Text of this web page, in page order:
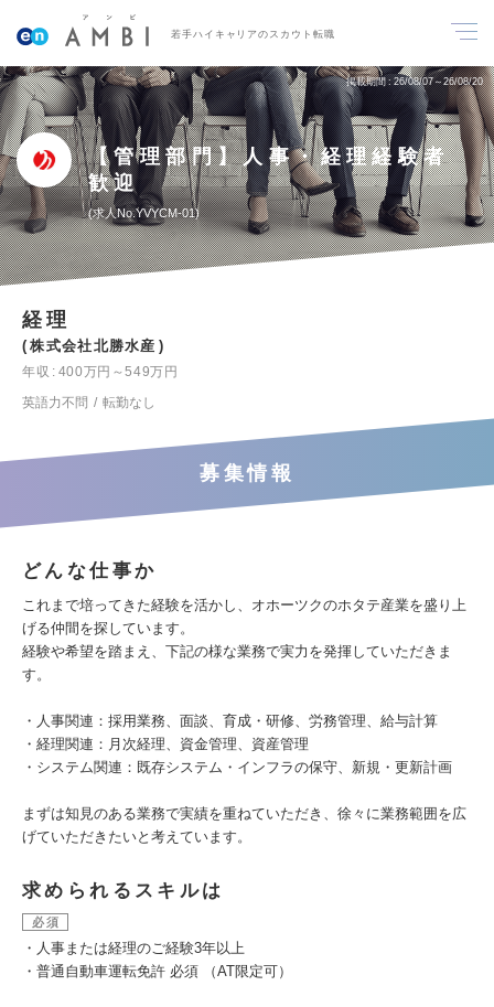
若手ハイキャリアのスカウト転職
掲載期間 26/08/07～26/08/20
【管理部門】人事・経理経験者
歓迎
求人No.YVYCM-01
経理
株式会社北勝水産
年収
400万円～549万円
英語力不問
転勤なし
募集情報
どんな仕事か
これまで培ってきた経験を活かし、オホーツクのホタテ産業を盛り上
げる仲間を探しています。
経験や希望を踏まえ、下記の様な業務で実力を発揮していただきま
す。
・人事関連：採用業務、面談、育成・研修、労務管理、給与計算
・経理関連：月次経理、資金管理、資産管理
・システム関連：既存システム・インフラの保守、新規・更新計画
まずは知見のある業務で実績を重ねていただき、徐々に業務範囲を広
げていただきたいと考えています。
求められるスキルは
必須
・人事または経理のご経験3年以上
・普通自動車運転免許 必須 （AT限定可）